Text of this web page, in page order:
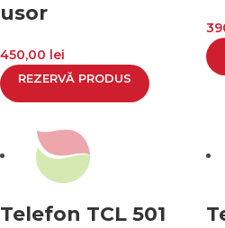
usor
450,00 lei
REZERVĂ PRODUS
Telefon TCL 501